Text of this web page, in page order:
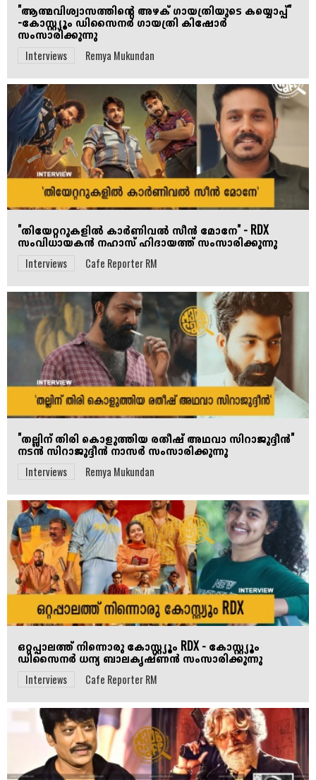
"ആത്മവിശ്വാസത്തിന്റെ അഴക് ഗായത്രിയുടെ കയ്യൊപ്പ്‌"
-കോസ്റ്റ്യൂം ഡിസൈനർ ഗായത്രി കിഷോർ
സംസാരിക്കുന്നു
Interviews Remya Mukundan
"തിയേറ്ററുകളിൽ കാർണിവൽ സീൻ മോനേ" - RDX
സംവിധായകൻ നഹാസ് ഹിദായത്ത് സംസാരിക്കുന്നു
Interviews Cafe Reporter RM
"തല്ലിന് തിരി കൊളുത്തിയ രതീഷ് അഥവാ സിറാജുദ്ദീൻ"
നടൻ സിറാജുദ്ദീൻ നാസർ സംസാരിക്കുന്നു
Interviews Remya Mukundan
ഒറ്റപ്പാലത്ത് നിന്നൊരു കോസ്റ്റ്യൂം RDX - കോസ്റ്റ്യൂം
ഡിസൈനർ ധന്യ ബാലകൃഷ്ണൻ സംസാരിക്കുന്നു
Interviews Cafe Reporter RM